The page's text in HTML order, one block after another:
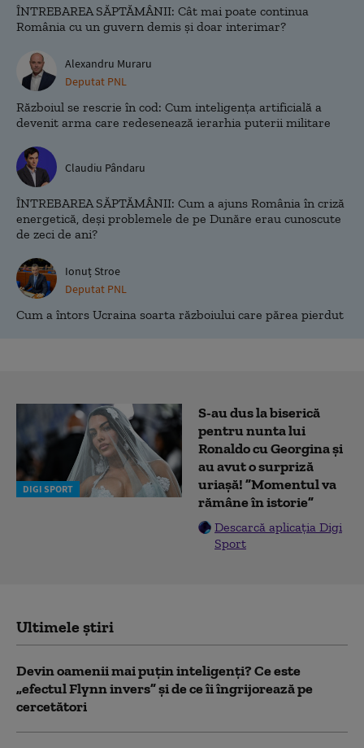
ÎNTREBAREA SĂPTĂMÂNII: Cât mai poate continua
România cu un guvern demis și doar interimar?
Alexandru Muraru
Deputat PNL
Războiul se rescrie în cod: Cum inteligența artificială a
devenit arma care redesenează ierarhia puterii militare
Claudiu Pândaru
ÎNTREBAREA SĂPTĂMÂNII: Cum a ajuns România în criză
energetică, deși problemele de pe Dunăre erau cunoscute
de zeci de ani?
Ionuț Stroe
Deputat PNL
Cum a întors Ucraina soarta războiului care părea pierdut
DIGI SPORT
S-au dus la biserică
pentru nunta lui
Ronaldo cu Georgina și
au avut o surpriză
uriașă! ”Momentul va
rămâne în istorie”
Descarcă aplicația Digi
Sport
Ultimele știri
Devin oamenii mai puțin inteligenți? Ce este
„efectul Flynn invers” și de ce îi îngrijorează pe
cercetători